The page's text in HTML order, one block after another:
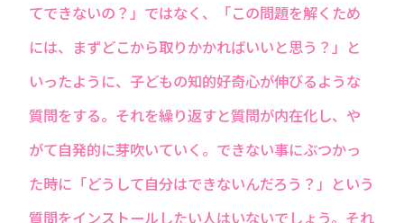
てできないの？」ではなく、「この問題を解くため
には、まずどこから取りかかればいいと思う？」と
いったように、子どもの知的好奇心が伸びるような
質問をする。それを繰り返すと質問が内在化し、や
がて自発的に芽吹いていく。できない事にぶつかっ
た時に「どうして自分はできないんだろう？」という
質問をインストールしたい人はいないでしょう。それ